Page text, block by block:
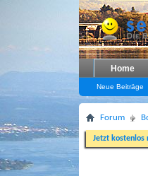
Home
Neue Beiträge
Forum
Jetzt kostenlos